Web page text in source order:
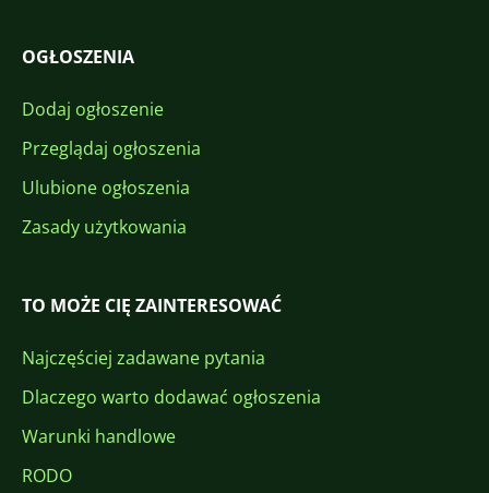
OGŁOSZENIA
Dodaj ogłoszenie
Przeglądaj ogłoszenia
Ulubione ogłoszenia
Zasady użytkowania
TO MOŻE CIĘ ZAINTERESOWAĆ
Najczęściej zadawane pytania
Dlaczego warto dodawać ogłoszenia
Warunki handlowe
RODO